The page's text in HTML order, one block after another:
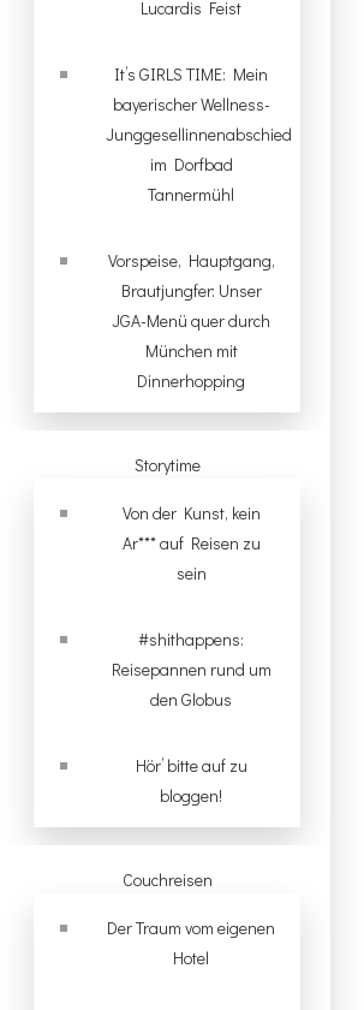
Lucardis Feist
It’s GIRLS TIME: Mein
bayerischer Wellness-
Junggesellinnenabschied
im Dorfbad
Tannermühl
Vorspeise, Hauptgang,
Brautjungfer: Unser
JGA-Menü quer durch
München mit
Dinnerhopping
Storytime
Von der Kunst, kein
Ar*** auf Reisen zu
sein
#shithappens:
Reisepannen rund um
den Globus
Hör’ bitte auf zu
bloggen!
Couchreisen
Der Traum vom eigenen
Hotel